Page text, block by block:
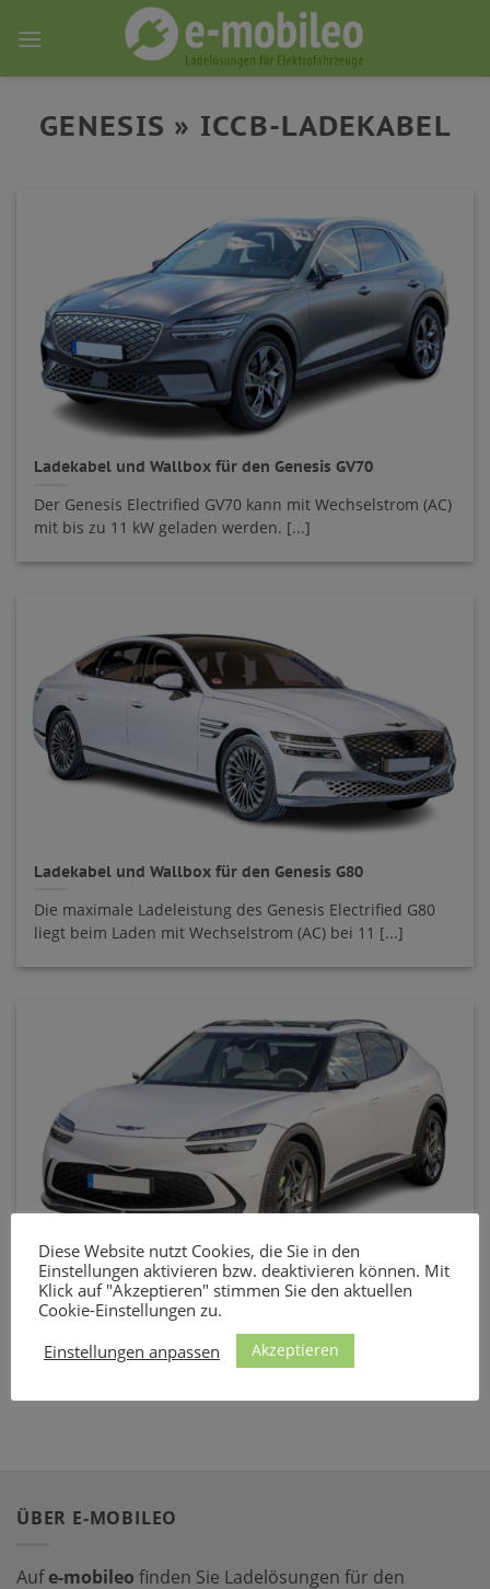
GENESIS » ICCB-LADEKABEL
Ladekabel und Wallbox für den Genesis GV70
Der Genesis Electrified GV70 kann mit Wechselstrom (AC)
mit bis zu 11 kW geladen werden. [...]
Ladekabel und Wallbox für den Genesis G80
Die maximale Ladeleistung des Genesis Electrified G80
liegt beim Laden mit Wechselstrom (AC) bei 11 [...]
Ladekabel und Wallbox für den Genesis GV60
Der vollelektrische GV60 kann zuhause mit bis zu 11 kW
geladen werden. Das ist an [...]
ÜBER E-MOBILEO
Aufe-mobileo finden Sie Ladelösungen für den
Diese Website nutzt Cookies, die Sie in den
Einstellungen aktivieren bzw. deaktivieren können. Mit
Klick auf "Akzeptieren" stimmen Sie den aktuellen
Cookie-Einstellungen zu.
Einstellungen anpassen
Akzeptieren